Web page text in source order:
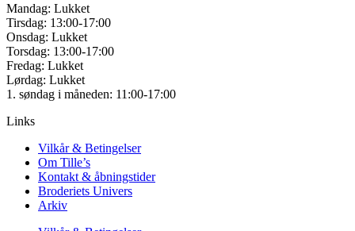
Mandag: Lukket
Tirsdag: 13:00-17:00
Onsdag: Lukket
Torsdag: 13:00-17:00
Fredag: Lukket
Lørdag: Lukket
1. søndag i måneden: 11:00-17:00
Links
Vilkår & Betingelser
Om Tille’s
Kontakt & åbningstider
Broderiets Univers
Arkiv